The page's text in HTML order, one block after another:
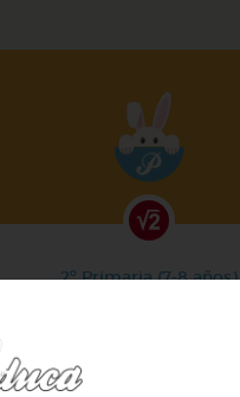
2º Primaria (7-8 años)